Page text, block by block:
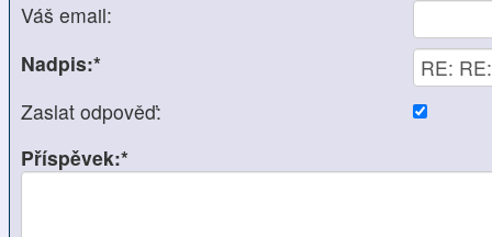
Váš email:
Nadpis:*
Zaslat odpověď:
Příspěvek:*